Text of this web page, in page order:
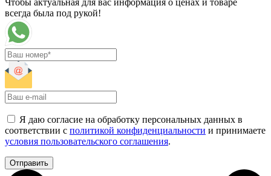
всегда была под рукой!
Я даю согласие на обработку персональных данных в
соответствии с политикой конфиденциальности и принимаете
условия пользовательского соглашения.